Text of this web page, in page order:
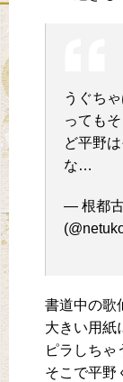
うぐち
っても
ど平野
な…
— 根都
書道中の歌
大きい用紙
ピラしちゃ
そこで平野